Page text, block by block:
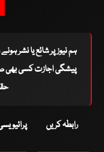
ہم نیوز پر شائع یا نشر
پیشگی اجازت کسی بھی
رابطہ کریں